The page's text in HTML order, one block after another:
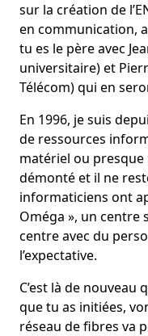
sur la création de
en communication,
tu es le père avec
universitaire) et
Télécom) qui en
En 1996, je suis
de ressources
matériel ou
démonté et il ne
informaticiens ont
Oméga », un centre
centre avec du
l’expectative.
C’est là de nouveau
que tu as initiées,
réseau de fibres va